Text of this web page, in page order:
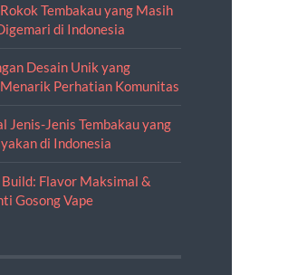
Tembakau yang Masih
di Indonesia
Desain Unik yang
Perhatian Komunitas
Jenis-Jenis Tembakau yang
di Indonesia
Flavor Maksimal &
Gosong Vape